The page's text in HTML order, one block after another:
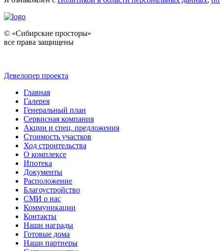
© «Сибирские просторы»
все права защищены
Девелопер проекта
Главная
Галерея
Генеральный план
Сервисная компания
Акции и спец. предложения
Стоимость участков
Ход строительства
О комплексе
Ипотека
Документы
Расположение
Благоустройство
СМИ о нас
Коммуникации
Контакты
Наши награды
Готовые дома
Наши партнеры